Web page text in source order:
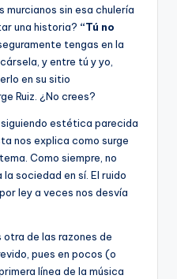
murcianos sin esa chulería
una historia? “Tú no
seguramente tengas en la
y entre tú y yo,
en su sitio
Ruiz. ¿No crees?
siguiendo estética parecida
nos explica como surge
Como siempre, no
sociedad en sí. El ruido
ley a veces nos desvía
otra de las razones de
pues en pocos (o
línea de la música